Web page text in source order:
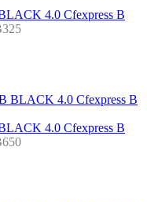
4.0 Cfexpress B
4.0 Cfexpress B